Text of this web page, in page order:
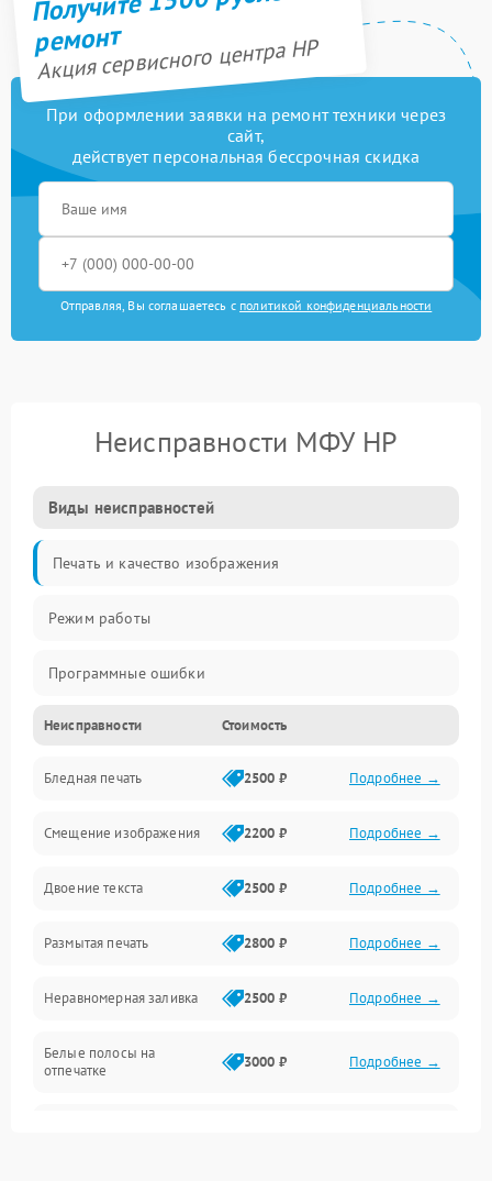
ремонт
Акция сервисного центра HP
При оформлении заявки на ремонт техники через
сайт,
действует персональная бессрочная скидка
Отправляя, Вы соглашаетесь с политикой конфиденциальности
Неисправности МФУ HP
Виды неисправностей
Печать и качество изображения
Режим работы
Программные ошибки
Картриджи и расходники
Сканер и копирование
Механика и узлы
Программные сбои
Подключение и интерфейсы
Дисплей и органы управления
Изображение
Неисправности Стоимость
Бледная печать 2500 ₽ Подробнее →
Смещение изображения 2200 ₽ Подробнее →
Двоение текста 2500 ₽ Подробнее →
Размытая печать 2800 ₽ Подробнее →
Неравномерная заливка 2500 ₽ Подробнее →
Белые полосы на
отпечатке
3000 ₽ Подробнее →